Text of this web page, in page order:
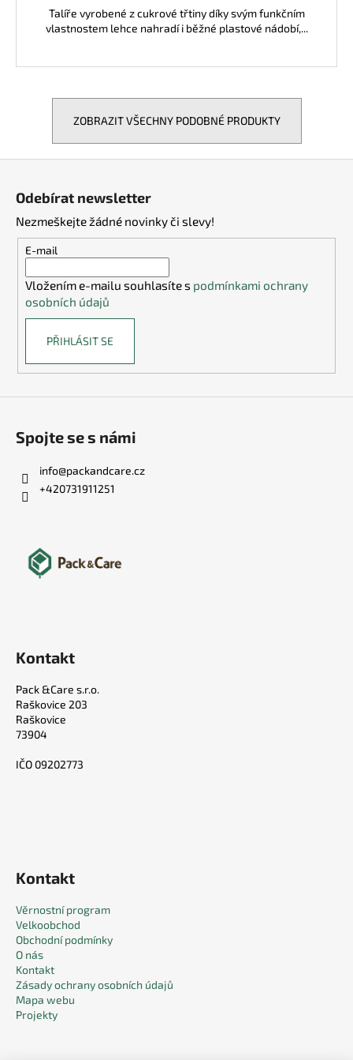
Talíře vyrobené z cukrové třtiny díky svým funkčním
vlastnostem lehce nahradí i běžné plastové nádobí,...
ZOBRAZIT VŠECHNY PODOBNÉ PRODUKTY
Odebírat newsletter
Nezmeškejte žádné novinky či slevy!
E-mail
Vložením e-mailu souhlasíte s podmínkami ochrany
osobních údajů
PŘIHLÁSIT SE
Spojte se s námi
info@packandcare.cz
+420731911251
Kontakt
Pack &Care s.r.o.
Raškovice 203
Raškovice
73904
IČO 09202773
Kontakt
Věrnostní program
Velkoobchod
Obchodní podmínky
O nás
Kontakt
Zásady ochrany osobních údajů
Mapa webu
Projekty